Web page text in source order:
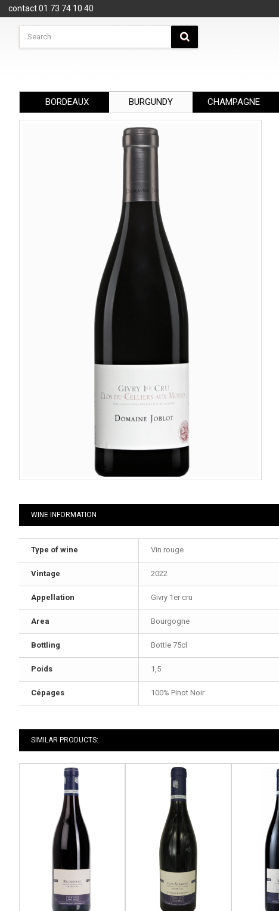
contact 01 73 74 10 40
BORDEAUX BURGUNDY CHAMPAGNE
WINE INFORMATION
Type of wine Vin rouge
Vintage 2022
Appellation Givry 1er cru
Area Bourgogne
Bottling Bottle 75cl
Poids 1,5
Cépages 100% Pinot Noir
SIMILAR PRODUCTS:
Cookies management panel